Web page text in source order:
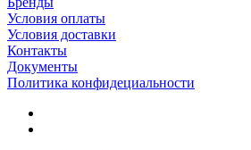
Условия оплаты
Условия доставки
Контакты
Документы
Политика конфидециальности